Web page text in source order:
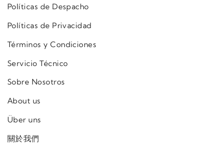
Políticas de Despacho
Políticas de Privacidad
Términos y Condiciones
Servicio Técnico
Sobre Nosotros
About us
Über uns
關於我們